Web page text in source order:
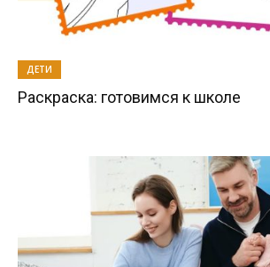
ДЕТИ
Раскраска: готовимся к школе